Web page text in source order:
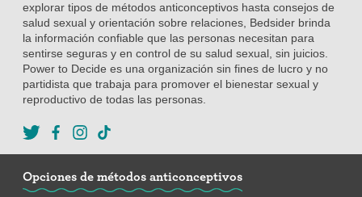
explorar tipos de métodos anticonceptivos hasta consejos de
salud sexual y orientación sobre relaciones, Bedsider brinda
la información confiable que las personas necesitan para
sentirse seguras y en control de su salud sexual, sin juicios.
Power to Decide es una organización sin fines de lucro y no
partidista que trabaja para promover el bienestar sexual y
reproductivo de todas las personas.
Opciones de métodos anticonceptivos